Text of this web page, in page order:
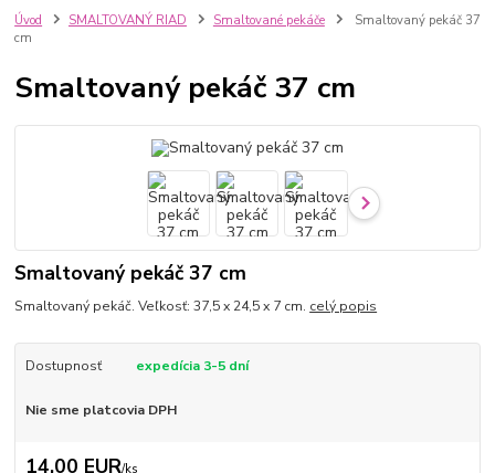
Úvod SMALTOVANÝ RIAD Smaltované pekáče
Smaltovaný pekáč 37
cm
Smaltovaný pekáč 37 cm
Smaltovaný pekáč 37 cm
Smaltovaný pekáč. Veľkosť: 37,5 x 24,5 x 7 cm. celý popis
Dostupnosť expedícia 3-5 dní
Nie sme platcovia DPH
14,00 EUR/ks